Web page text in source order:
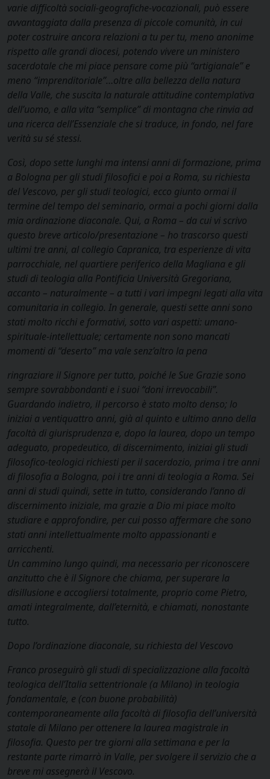
varie difficoltà sociali-geografiche-vocazionali, può essere
avvantaggiata dalla presenza di piccole comunità, in cui
poter costruire ancora relazioni a tu per tu, meno anonime
rispetto alle grandi diocesi, potendo vivere un ministero
sacerdotale che mi piace pensare come più “artigianale” e
meno “imprenditoriale”…oltre alla bellezza della natura
della Valle, che suscita la naturale attitudine contemplativa
dell’uomo, e alla vita “semplice” di montagna che rinvia ad
una ricerca dell’Essenziale che si traduce, in fondo, nel fare
verità su sé stessi.
Così, dopo sette lunghi ma intensi anni di formazione, prima
a Bologna per gli studi filosofici e poi a Roma, su richiesta
del Vescovo, per gli studi teologici, ecco giunto ormai il
termine del tempo del seminario, ormai a pochi giorni dalla
mia ordinazione diaconale. Qui, a Roma – da cui vi scrivo
questo breve articolo/presentazione – ho trascorso questi
ultimi tre anni, al collegio Capranica, tra esperienze di vita
parrocchiale, nel quartiere periferico della Magliana e gli
studi di teologia alla Pontificia Università Gregoriana,
accanto – naturalmente – a tutti i vari impegni legati alla vita
comunitaria in collegio. In generale, questi sette anni sono
stati molto ricchi e formativi, sotto vari aspetti: umano-
spirituale-intellettuale; certamente non sono mancati
momenti di “deserto” ma vale senz’altro la pena
ringraziare il Signore per tutto, poiché le Sue Grazie sono
sempre sovrabbondanti e i suoi “doni irrevocabili”.
Guardando indietro, il percorso è stato molto denso; lo
iniziai a ventiquattro anni, già al quinto e ultimo anno della
facoltà di giurisprudenza e, dopo la laurea, dopo un tempo
adeguato, propedeutico, di discernimento, iniziai gli studi
filosofico-teologici richiesti per il sacerdozio, prima i tre anni
di filosofia a Bologna, poi i tre anni di teologia a Roma. Sei
anni di studi quindi, sette in tutto, considerando l’anno di
discernimento iniziale, ma grazie a Dio mi piace molto
studiare e approfondire, per cui posso affermare che sono
stati anni intellettualmente molto appassionanti e
arricchenti.
Un cammino lungo quindi, ma necessario per riconoscere
anzitutto che è il Signore che chiama, per superare la
disillusione e accogliersi totalmente, proprio come Pietro,
amati integralmente, dall’eternità, e chiamati, nonostante
tutto.
Dopo l’ordinazione diaconale, su richiesta del Vescovo
Franco proseguirò gli studi di specializzazione alla facoltà
teologica dell’Italia settentrionale (a Milano) in teologia
fondamentale, e (con buone probabilità)
contemporaneamente alla facoltà di filosofia dell’università
statale di Milano per ottenere la laurea magistrale in
filosofia. Questo per tre giorni alla settimana e per la
restante parte rimarrò in Valle, per svolgere il servizio che a
breve mi assegnerà il Vescovo.